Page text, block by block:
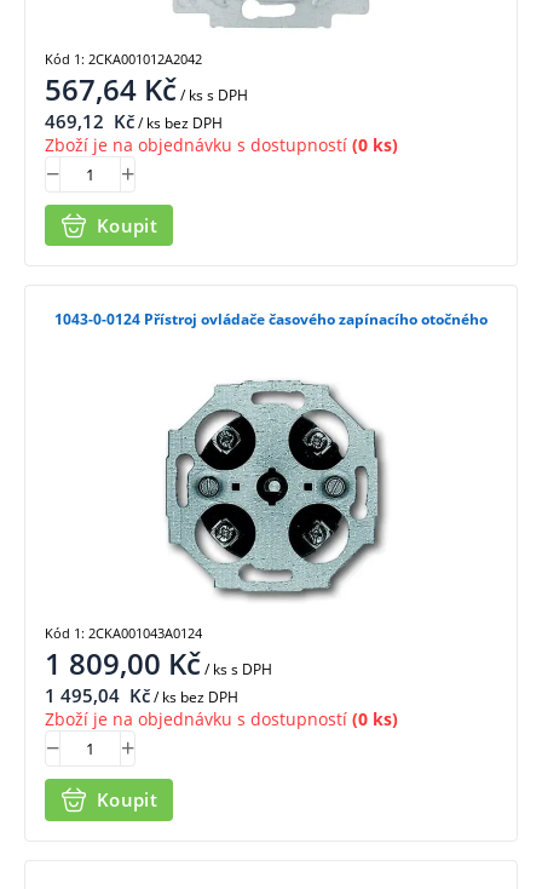
567,64 Kč/ kss DPH
469,12 Kč/ ks bez DPH
Zboží je na objednávku s dostupností (0 ks)
Koupit
Kód 1: 2CKA001012A2042
1043-0-0124 Přístroj ovládače časového zapínacího otočného
1 809,00 Kč/ kss DPH
1 495,04 Kč/ ks bez DPH
Zboží je na objednávku s dostupností (0 ks)
Koupit
Kód 1: 2CKA001043A0124